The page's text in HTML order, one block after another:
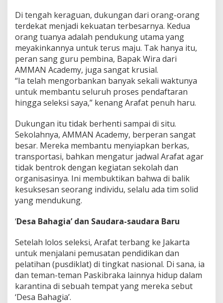
Di tengah keraguan, dukungan dari orang-orang
terdekat menjadi kekuatan terbesarnya. Kedua
orang tuanya adalah pendukung utama yang
meyakinkannya untuk terus maju. Tak hanya itu,
peran sang guru pembina, Bapak Wira dari
AMMAN Academy, juga sangat krusial.
“Ia telah mengorbankan banyak sekali waktunya
untuk membantu seluruh proses pendaftaran
hingga seleksi saya,” kenang Arafat penuh haru.
Dukungan itu tidak berhenti sampai di situ.
Sekolahnya, AMMAN Academy, berperan sangat
besar. Mereka membantu menyiapkan berkas,
transportasi, bahkan mengatur jadwal Arafat agar
tidak bentrok dengan kegiatan sekolah dan
organisasinya. Ini membuktikan bahwa di balik
kesuksesan seorang individu, selalu ada tim solid
yang mendukung.
‘Desa Bahagia’ dan Saudara-saudara Baru
Setelah lolos seleksi, Arafat terbang ke Jakarta
untuk menjalani pemusatan pendidikan dan
pelatihan (pusdiklat) di tingkat nasional. Di sana, ia
dan teman-teman Paskibraka lainnya hidup dalam
karantina di sebuah tempat yang mereka sebut
‘Desa Bahagia’.